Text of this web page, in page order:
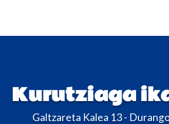
Kurutziaga
Galtzareta Kalea 13 -